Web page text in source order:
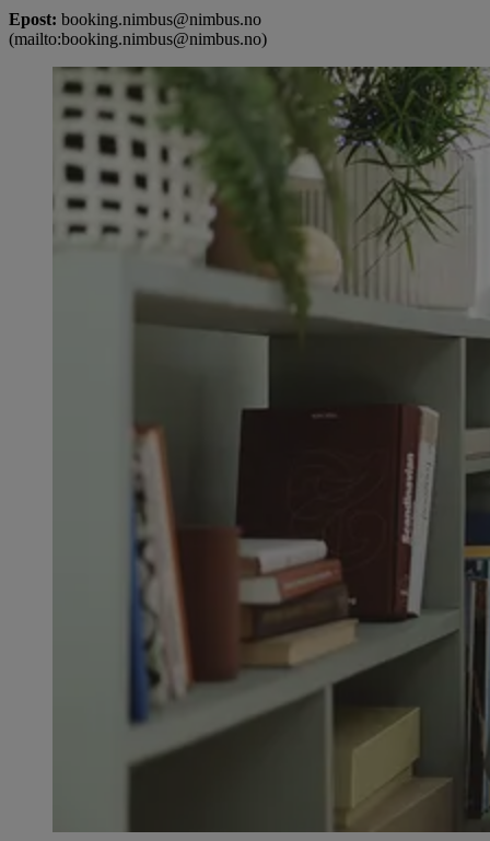
Epost: booking.nimbus@nimbus.no
(mailto:booking.nimbus@nimbus.no)